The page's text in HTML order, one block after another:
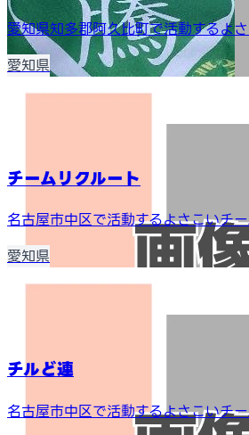
愛知県知多郡阿久比町で活動するよ
愛知県
チームリクルート
名古屋市中区で活動するよさこいチ
愛知県
チルど連
名古屋市中区で活動するよさこいチ